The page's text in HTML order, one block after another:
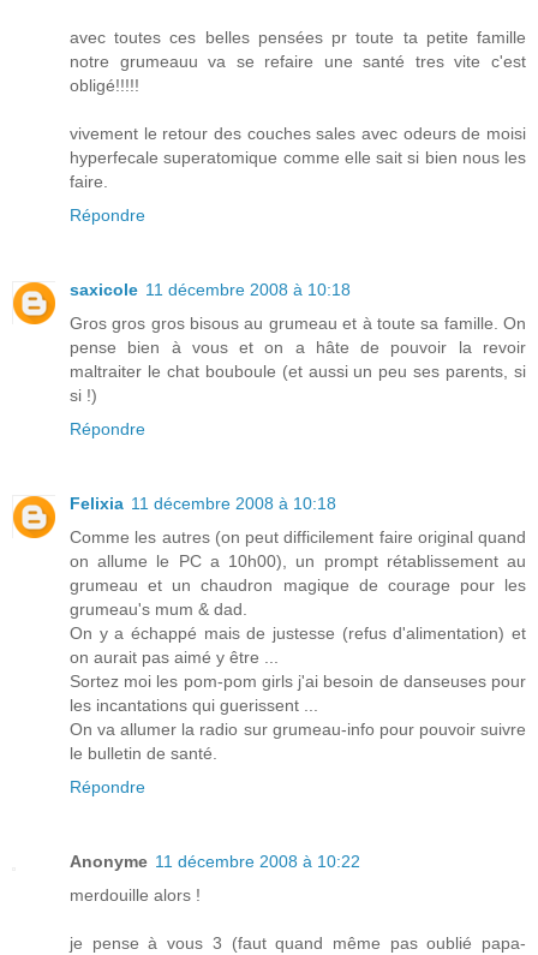
avec toutes ces belles pensées pr toute ta petite famille
notre grumeauu va se refaire une santé tres vite c'est
obligé!!!!!
vivement le retour des couches sales avec odeurs de moisi
hyperfecale superatomique comme elle sait si bien nous les
faire.
Répondre
saxicole 11 décembre 2008 à 10:18
Gros gros gros bisous au grumeau et à toute sa famille. On
pense bien à vous et on a hâte de pouvoir la revoir
maltraiter le chat bouboule (et aussi un peu ses parents, si
si !)
Répondre
Felixia 11 décembre 2008 à 10:18
Comme les autres (on peut difficilement faire original quand
on allume le PC a 10h00), un prompt rétablissement au
grumeau et un chaudron magique de courage pour les
grumeau's mum & dad.
On y a échappé mais de justesse (refus d'alimentation) et
on aurait pas aimé y être ...
Sortez moi les pom-pom girls j'ai besoin de danseuses pour
les incantations qui guerissent ...
On va allumer la radio sur grumeau-info pour pouvoir suivre
le bulletin de santé.
Répondre
Anonyme 11 décembre 2008 à 10:22
merdouille alors !
je pense à vous 3 (faut quand même pas oublié papa-